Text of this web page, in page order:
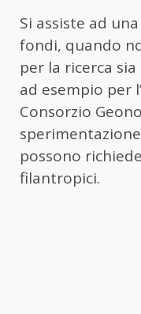
Si assiste ad
fondi, quando
per la ricerca
ad esempio per
Consorzio
possono
filantropici.